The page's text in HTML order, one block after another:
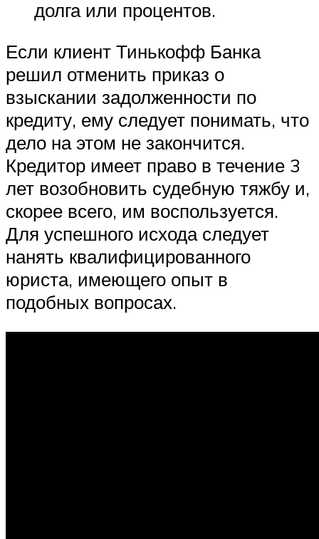
долга или процентов.
Если клиент Тинькофф Банка
решил отменить приказ о
взыскании задолженности по
кредиту, ему следует понимать, что
дело на этом не закончится.
Кредитор имеет право в течение 3
лет возобновить судебную тяжбу и,
скорее всего, им воспользуется.
Для успешного исхода следует
нанять квалифицированного
юриста, имеющего опыт в
подобных вопросах.